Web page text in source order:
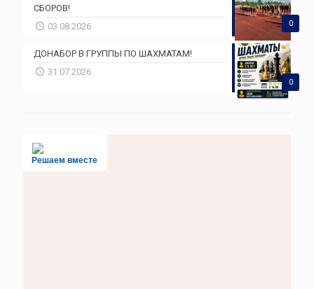
0
СБОРОВ!
03.08.2026
0
ДОНАБОР В ГРУППЫ ПО ШАХМАТАМ!
31.07.2026
Решаем вместе